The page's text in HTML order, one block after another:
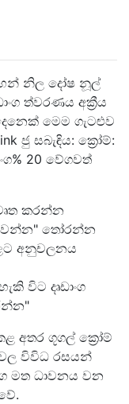
නිල දෝෂ නූල්
ත්වරණය අක්‍රීය
මෙම ගැටළුව
ජු සබැඳිය: ක්‍රෝම්:
20 වේගවත්
කරන්න
තෝරන්න
අනුචලනය
විට දෘඩාංග
අතර ගූගල් ක්‍රෝම්
විවිධ රසයන්
මත ධාවනය වන